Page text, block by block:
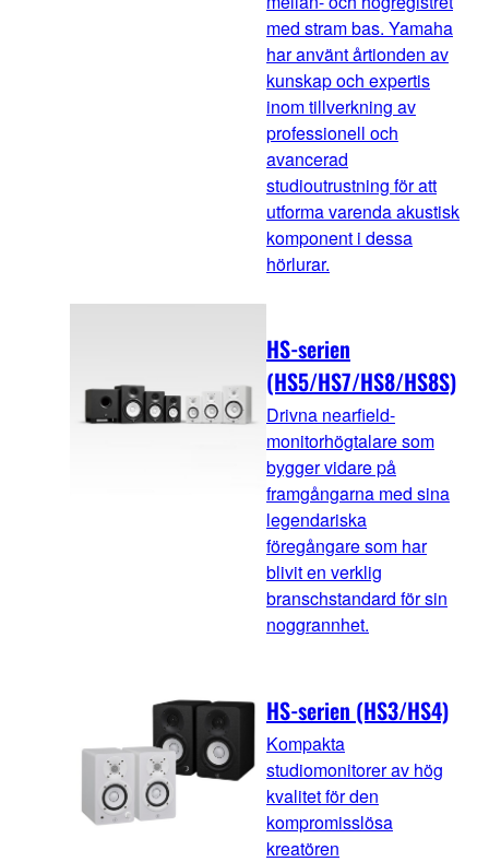
med stram bas. Yamaha
har använt årtionden av
kunskap och expertis
inom tillverkning av
professionell och
avancerad
studioutrustning för att
utforma varenda akustisk
komponent i dessa
hörlurar.
HS-serien
(HS5/HS7/HS8/HS8S)
Drivna nearfield-
monitorhögtalare som
bygger vidare på
framgångarna med sina
legendariska
föregångare som har
blivit en verklig
branschstandard för sin
noggrannhet.
HS-serien (HS3/HS4)
Kompakta
studiomonitorer av hög
kvalitet för den
kompromisslösa
kreatören